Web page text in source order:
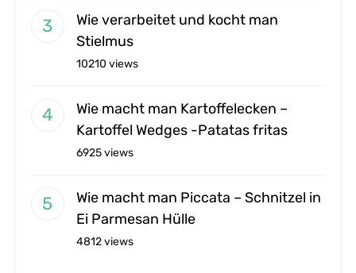
Wie verarbeitet und kocht man
Stielmus
10210 views
Wie macht man Kartoffelecken –
Kartoffel Wedges -Patatas fritas
6925 views
Wie macht man Piccata – Schnitzel in
Ei Parmesan Hülle
4812 views